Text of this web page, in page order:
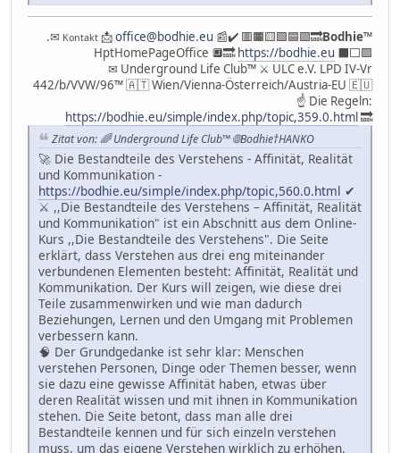
.✉ Kontakt 📩office@bodhie.eu 📰✔️ 🟥🟧🟨🟩🟦🟪🔜Bodhie™
HptHomePageOffice 🔲🔜https://bodhie.eu ⬛️⬜️🟪
✉ Underground Life Club™ ⚔ ULC e.V. LPD IV-Vr
442/b/VVW/96™ 🇦🇹 Wien/Vienna-Österreich/Austria-EU 🇪🇺
☝ Die Regeln:
https://bodhie.eu/simple/index.php/topic,359.0.html🔜
Zitat von: 🌈 Underground Life Club™ 🌐Bodhie†HANKO
🚀 Die Bestandteile des Verstehens - Affinität, Realität
und Kommunikation -
https://bodhie.eu/simple/index.php/topic,560.0.html ✔
⚔️ ,,Die Bestandteile des Verstehens – Affinität, Realität
und Kommunikation" ist ein Abschnitt aus dem Online-
Kurs ,,Die Bestandteile des Verstehens". Die Seite
erklärt, dass Verstehen aus drei eng miteinander
verbundenen Elementen besteht: Affinität, Realität und
Kommunikation. Der Kurs will zeigen, wie diese drei
Teile zusammenwirken und wie man dadurch
Beziehungen, Lernen und den Umgang mit Problemen
verbessern kann.
🧠 Der Grundgedanke ist sehr klar: Menschen
verstehen Personen, Dinge oder Themen besser, wenn
sie dazu eine gewisse Affinität haben, etwas über
deren Realität wissen und mit ihnen in Kommunikation
stehen. Die Seite betont, dass man alle drei
Bestandteile kennen und für sich einzeln verstehen
muss, um das eigene Verstehen wirklich zu erhöhen.